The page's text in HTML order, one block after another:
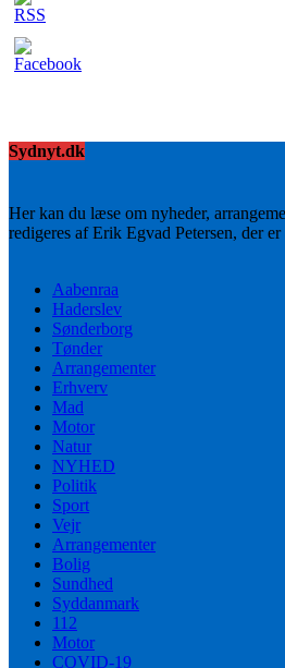
Sydnyt.dk
Her kan du læse om nyheder,
redigeres af Erik Egvad Petersen, der
Aabenraa
Haderslev
Sønderborg
Tønder
Arrangementer
Erhverv
Mad
Motor
Natur
NYHED
Politik
Sport
Vejr
Arrangementer
Bolig
Sundhed
Syddanmark
112
Motor
COVID-19